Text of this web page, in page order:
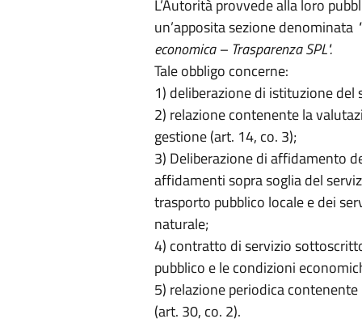
L’Autorità provvede alla loro
un’apposita sezione denominata
economica – Trasparenza SPL".
Tale obbligo concerne:
1) deliberazione di istituzione del
2) relazione contenente la
gestione (art. 14, co. 3);
3) Deliberazione di affidamento
affidamenti sopra soglia del
trasporto pubblico locale e dei
naturale;
4) contratto di servizio
pubblico e le condizioni
5) relazione periodica
(art. 30, co. 2).